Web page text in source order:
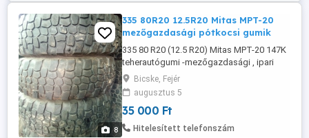
8
335 80R20 12.5R20 Mitas MPT-20
mezőgazdasági pótkocsi gumik
335 80 R20 (12.5 R20) Mitas MPT-20 147K
teherautógumi -mezőgazdasági , ipari
gumiabroncs Unimog , Weimar , IFA , MAN
, Iveco , HW mezőgazdasági pótkocsira ,
mezőgazdasági járművekre , off-road
célokra , homlokrakodóra. 35.000- db-tól
Tel 06_30_68_451_19. Bicske. Hétvégén is,
Bicske, Fejér
augusztus 5
35 000 Ft
Hitelesített telefonszám